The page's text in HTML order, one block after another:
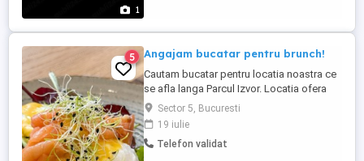
1
5 Angajam bucatar pentru brunch!
Cautam bucatar pentru locatia noastra ce
se afla langa Parcul Izvor. Locatia ofera
doar partea de brunch si cafea de
specialitate. Salariu cuprins intre 5000-
6000 lei! Pentru mai multe detalii va stau la
dispozitie telefonic! Multumesc.
Sector 5, Bucuresti
19 iulie
Telefon validat